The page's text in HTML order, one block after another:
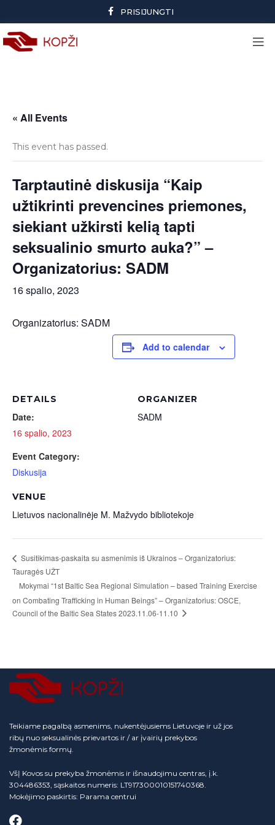
PRISIJUNGTI
« All Events
This event has passed.
Tarptautinė diskusija “Kaip
užtikrinti prevencines priemones,
siekiant užkirsti kelią tapti
seksualinio smurto auka?” –
Organizatorius: SADM
16 spalio, 2023
Organizatorius: SADM
Add to calendar
DETAILS
Date:
16 spalio, 2023
Event Category:
Diskusija
VENUE
Lietuvos nacionalinėje M. Mažvydo bibliotekoje
ORGANIZER
SADM
Susitikimas-paskaita su asmenimis iš Ukrainos – Organizatorius:
Tauragės UŽT
Mokymai “1st Baltic Sea Regional Simulation – based Training Exercise
on Combating Trafficking in Human Beings” – Organizatorius: OSCE,
Council of the Baltic Sea States 2023.11.06-11.10
Teikiame pagalbą asmenims, nukentėjusiems Lietuvoje ir už jos
ribų nuo seksualinės prievartos ir / ar įvairių prekybos
žmonėmis formų.
VšĮ Kovos su prekyba žmonėmis ir išnaudojimu centras, į.k.
304486353, sąskaitos numeris: LT917300010151740368.
Mokėjimo paskirtis: Parama centrui